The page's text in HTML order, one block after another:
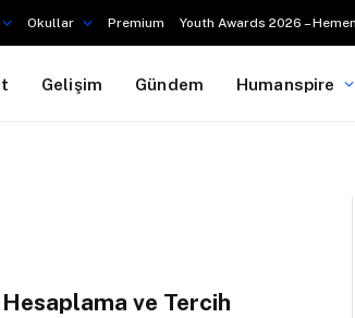
Okullar Premium Youth Awards 2026 –
Gelişim Gündem Humanspire
ve Tercih